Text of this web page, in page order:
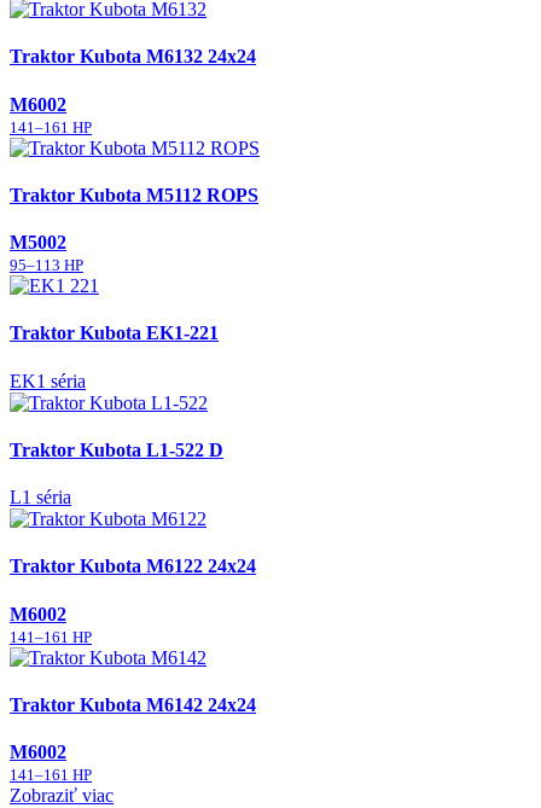
Traktor Kubota M6132 24x24
M6002
141–161 HP
Traktor Kubota M5112 ROPS
M5002
95–113 HP
Traktor Kubota EK1-221
EK1 séria
Traktor Kubota L1-522 D
L1 séria
Traktor Kubota M6122 24x24
M6002
141–161 HP
Traktor Kubota M6142 24x24
M6002
141–161 HP
Zobraziť viac